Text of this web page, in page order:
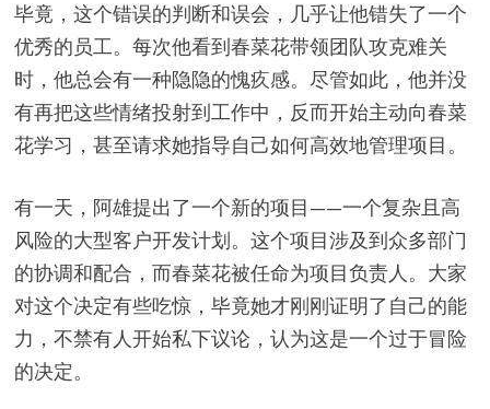
毕竟，这个错误的判断和误会，几乎让他错失了一个
优秀的员工。每次他看到春菜花带领团队攻克难关
时，他总会有一种隐隐的愧疚感。尽管如此，他并没
有再把这些情绪投射到工作中，反而开始主动向春菜
花学习，甚至请求她指导自己如何高效地管理项目。
有一天，阿雄提出了一个新的项目——一个复杂且高
风险的大型客户开发计划。这个项目涉及到众多部门
的协调和配合，而春菜花被任命为项目负责人。大家
对这个决定有些吃惊，毕竟她才刚刚证明了自己的能
力，不禁有人开始私下议论，认为这是一个过于冒险
的决定。